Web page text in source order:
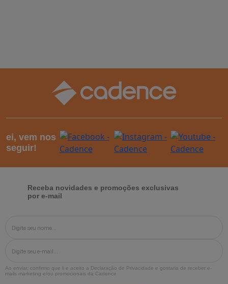
ei, vem nos
seguir!
Receba novidades e promoções exclusivas
por e-mail
Ao enviar, confirmo que li e aceito a Declaração de Privacidade e gostaria de receber e-
mails marketing e/ou promocionais da Cadence